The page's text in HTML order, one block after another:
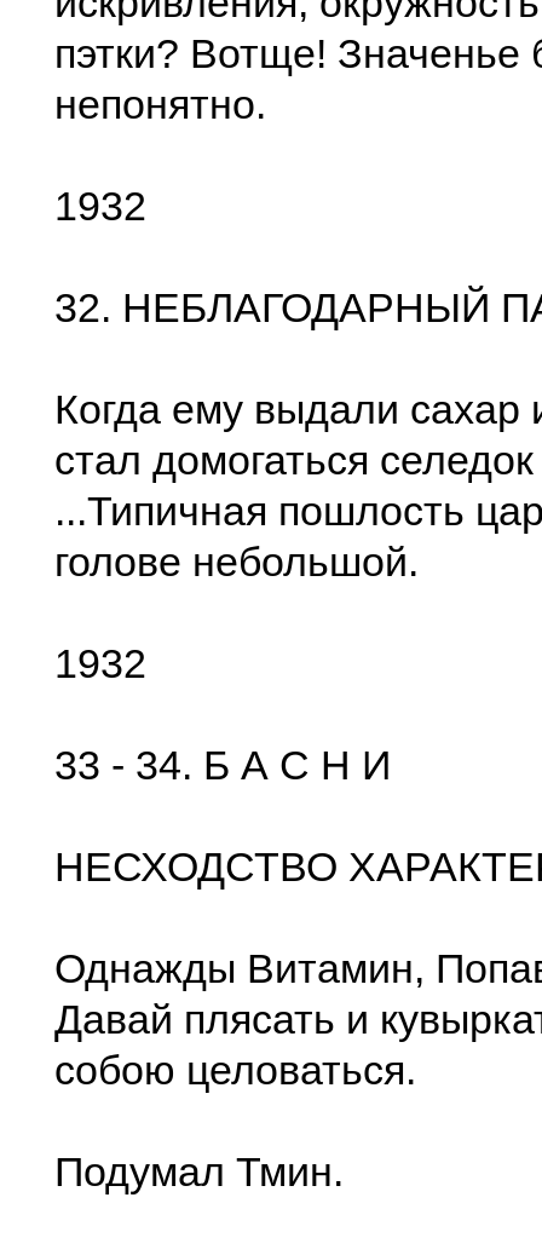
пэтки? Вотще! Значенье
непонятно.
1932
32. НЕБЛАГОДАРНЫЙ
Когда ему выдали
стал домогаться
...Типичная пошлость
голове небольшой.
1932
33 - 34. Б А С Н И
НЕСХОДСТВО
Однажды Витамин,
Давай плясать и
собою целоваться.
Подумал Тмин.